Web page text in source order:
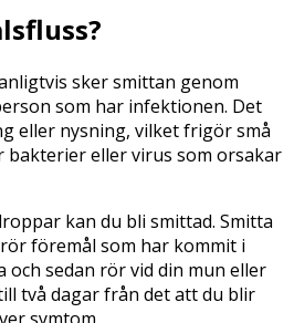
sker smittan genom
som har infektionen. Det
eller nysning, vilket frigör små
bakterier eller virus som orsakar
kan du bli smittad. Smitta
föremål som har kommit i
sedan rör vid din mun eller
två dagar från det att du blir